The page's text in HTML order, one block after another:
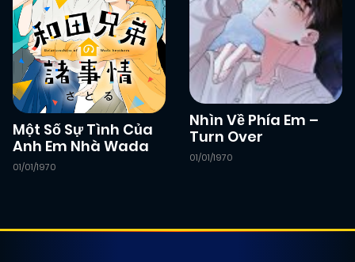
Một Số Sự Tình Của
Anh Em Nhà Wada
01/01/1970
Nhìn Về Phía Em –
Turn Over
01/01/1970